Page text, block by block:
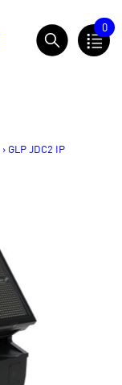
0
> GLP JDC2 IP